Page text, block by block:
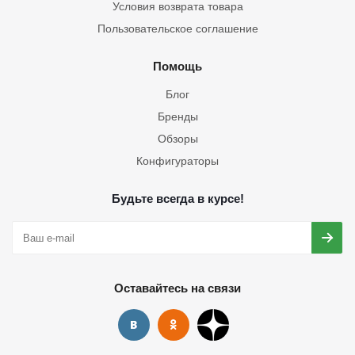
Условия возврата товара
Пользовательское соглашение
Помощь
Блог
Бренды
Обзоры
Конфигураторы
Будьте всегда в курсе!
Оставайтесь на связи